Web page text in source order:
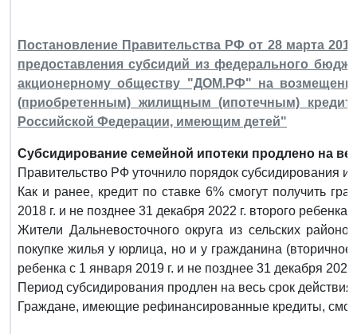
Постановление Правительства РФ от 28 марта
предоставления субсидий из федерального
акционерному обществу "ДОМ.РФ" на
(приобретенным) жилищным (ипотечным)
Российской Федерации, имеющим детей"
Субсидирование семейной ипотеки продлено на
Правительство РФ уточнило порядок субсидирования
Как и ранее, кредит по ставке 6% смогут получить
2018 г. и не позднее 31 декабря 2022 г. второго
Жители Дальневосточного округа из сельских
покупке жилья у юрлица, но и у гражданина
ребенка с 1 января 2019 г. и не позднее 31 декабря 2022
Период субсидирования продлен на весь срок действия
Граждане, имеющие рефинансированные кредиты,